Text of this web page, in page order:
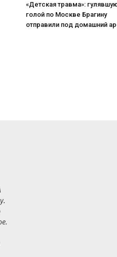
«Детская травма»:
голой по Москве Брагину
отправили под домашний